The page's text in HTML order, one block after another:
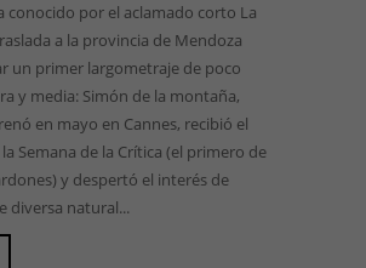
conocido por el aclamado corto La
a la provincia de Mendoza
un primer largometraje de poco
y media: Simón de la montaña,
en mayo en Cannes, recibió el
Semana de la Crítica (el primero de
y despertó el interés de
diversa natural...